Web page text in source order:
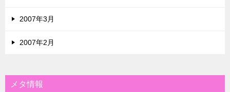
2007年3月
2007年2月
メタ情報